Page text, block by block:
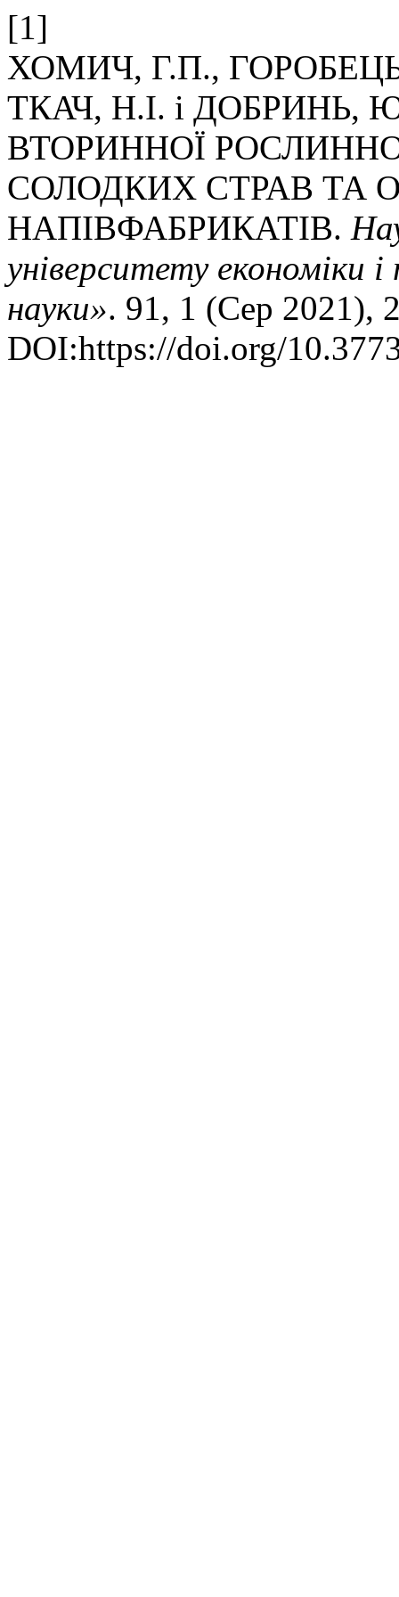
[1]
ХОМИЧ, Г.П.,
ТКАЧ, Н.І. і ДОБРИНЬ,
ВТОРИННОЇ
СОЛОДКИХ СТРАВ ТА
НАПІВФАБРИКАТІВ.
університету економіки і
науки». 91, 1 (Сер 2021),
DOI:https://doi.org/